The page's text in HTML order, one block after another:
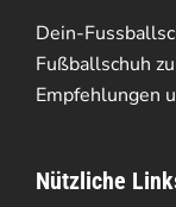
Die
Optionen
können
der
Dein-
Fußballschuh
Empfehlungen
Nützliche